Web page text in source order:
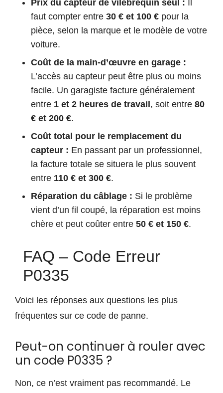
Prix du capteur de vilebrequin seul : Il
faut compter entre 30 € et 100 € pour la
pièce, selon la marque et le modèle de votre
voiture.
Coût de la main-d’œuvre en garage :
L’accès au capteur peut être plus ou moins
facile. Un garagiste facture généralement
entre 1 et 2 heures de travail , soit entre 80
€ et 200 €.
Coût total pour le remplacement du
capteur : En passant par un professionnel,
la facture totale se situera le plus souvent
entre 110 € et 300 €.
Réparation du câblage : Si le problème
vient d’un fil coupé, la réparation est moins
chère et peut coûter entre 50 € et 150 €.
FAQ – Code Erreur
P0335
Voici les réponses aux questions les plus
fréquentes sur ce code de panne.
Peut-on continuer à rouler avec
un code P0335 ?
Non, ce n’est vraiment pas recommandé. Le